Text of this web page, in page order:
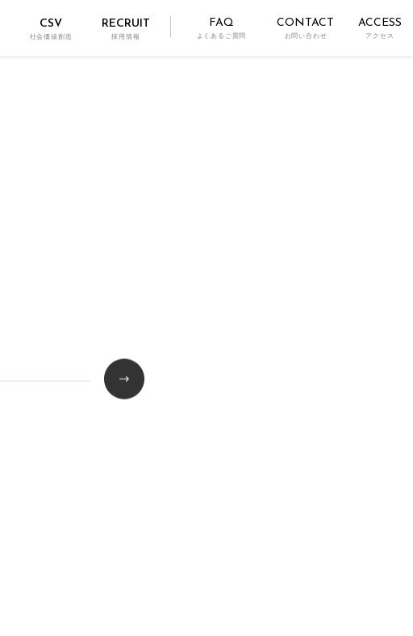
CSV
社会価値創造
RECRUIT
採用情報
FAQ
よくあるご質問
CONTACT
お問い合わせ
ACCESS
アクセス